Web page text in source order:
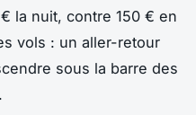
la nuit, contre 150 € en
vols : un aller-retour
sous la barre des